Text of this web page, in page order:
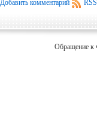
Добавить комментарий
Обращение к